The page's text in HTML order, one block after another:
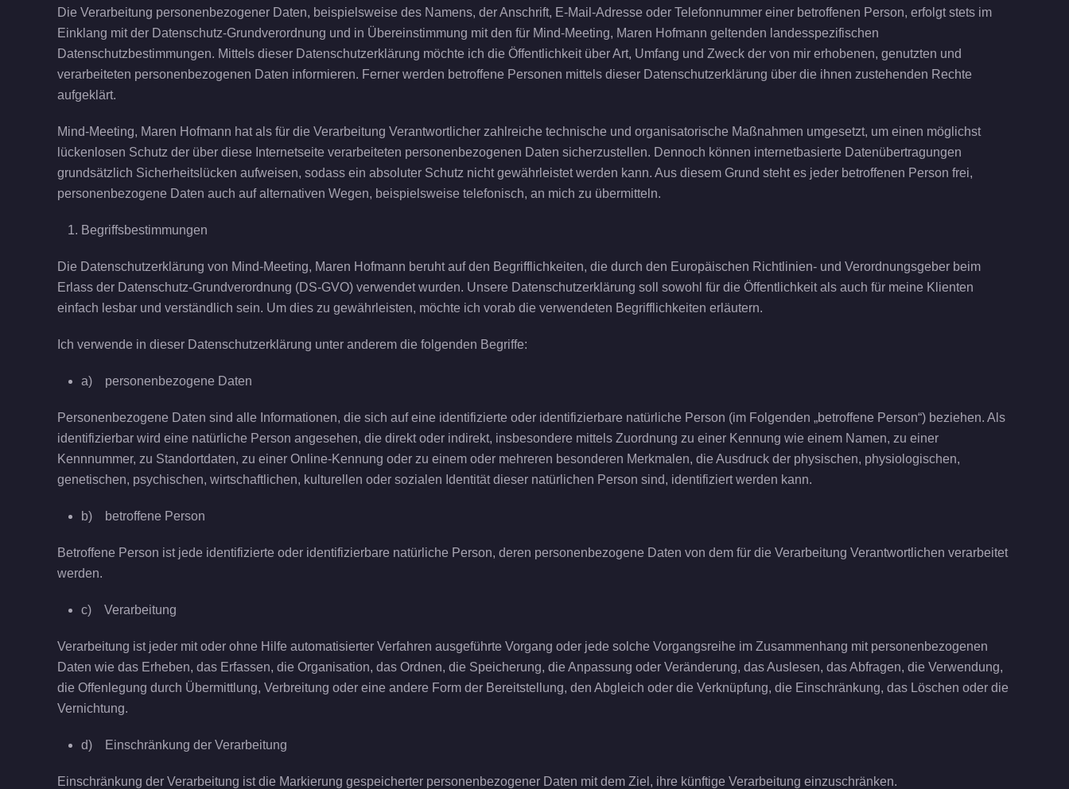
Die Verarbeitung personenbezogener Daten, beispielsweise des Namens, der Anschrift, E-Mail-Adresse oder Telefonnummer einer betroffenen Person, erfolgt stets im
Einklang mit der Datenschutz-Grundverordnung und in Übereinstimmung mit den für Mind-Meeting, Maren Hofmann geltenden landesspezifischen
Datenschutzbestimmungen. Mittels dieser Datenschutzerklärung möchte ich die Öffentlichkeit über Art, Umfang und Zweck der von mir erhobenen, genutzten und
verarbeiteten personenbezogenen Daten informieren. Ferner werden betroffene Personen mittels dieser Datenschutzerklärung über die ihnen zustehenden Rechte
aufgeklärt.
Mind-Meeting, Maren Hofmann hat als für die Verarbeitung Verantwortlicher zahlreiche technische und organisatorische Maßnahmen umgesetzt, um einen möglichst
lückenlosen Schutz der über diese Internetseite verarbeiteten personenbezogenen Daten sicherzustellen. Dennoch können internetbasierte Datenübertragungen
grundsätzlich Sicherheitslücken aufweisen, sodass ein absoluter Schutz nicht gewährleistet werden kann. Aus diesem Grund steht es jeder betroffenen Person frei,
personenbezogene Daten auch auf alternativen Wegen, beispielsweise telefonisch, an mich zu übermitteln.
Begriffsbestimmungen
Die Datenschutzerklärung von Mind-Meeting, Maren Hofmann beruht auf den Begrifflichkeiten, die durch den Europäischen Richtlinien- und Verordnungsgeber beim
Erlass der Datenschutz-Grundverordnung (DS-GVO) verwendet wurden. Unsere Datenschutzerklärung soll sowohl für die Öffentlichkeit als auch für meine Klienten
einfach lesbar und verständlich sein. Um dies zu gewährleisten, möchte ich vorab die verwendeten Begrifflichkeiten erläutern.
Ich verwende in dieser Datenschutzerklärung unter anderem die folgenden Begriffe:
a) personenbezogene Daten
Personenbezogene Daten sind alle Informationen, die sich auf eine identifizierte oder identifizierbare natürliche Person (im Folgenden „betroffene Person“) beziehen. Als
identifizierbar wird eine natürliche Person angesehen, die direkt oder indirekt, insbesondere mittels Zuordnung zu einer Kennung wie einem Namen, zu einer
Kennnummer, zu Standortdaten, zu einer Online-Kennung oder zu einem oder mehreren besonderen Merkmalen, die Ausdruck der physischen, physiologischen,
genetischen, psychischen, wirtschaftlichen, kulturellen oder sozialen Identität dieser natürlichen Person sind, identifiziert werden kann.
b) betroffene Person
Betroffene Person ist jede identifizierte oder identifizierbare natürliche Person, deren personenbezogene Daten von dem für die Verarbeitung Verantwortlichen verarbeitet
werden.
c) Verarbeitung
Verarbeitung ist jeder mit oder ohne Hilfe automatisierter Verfahren ausgeführte Vorgang oder jede solche Vorgangsreihe im Zusammenhang mit personenbezogenen
Daten wie das Erheben, das Erfassen, die Organisation, das Ordnen, die Speicherung, die Anpassung oder Veränderung, das Auslesen, das Abfragen, die Verwendung,
die Offenlegung durch Übermittlung, Verbreitung oder eine andere Form der Bereitstellung, den Abgleich oder die Verknüpfung, die Einschränkung, das Löschen oder die
Vernichtung.
d) Einschränkung der Verarbeitung
Einschränkung der Verarbeitung ist die Markierung gespeicherter personenbezogener Daten mit dem Ziel, ihre künftige Verarbeitung einzuschränken.